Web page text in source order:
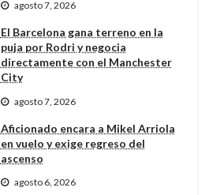
agosto 7, 2026
El Barcelona gana terreno en la
puja por Rodri y negocia
directamente con el Manchester
City
agosto 7, 2026
Aficionado encara a Mikel Arriola
en vuelo y exige regreso del
ascenso
agosto 6, 2026